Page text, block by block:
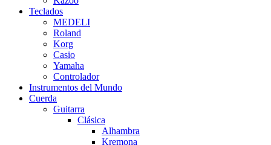
Teclados
MEDELI
Roland
Korg
Casio
Yamaha
Controlador
Instrumentos del Mundo
Cuerda
Guitarra
Clásica
Alhambra
Kremona